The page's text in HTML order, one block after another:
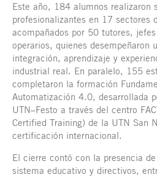
Este año, 184 alumnos realizaron
profesionalizantes en 17 sectores
acompañados por 50 tutores,
operarios, quienes desempeñaron
integración, aprendizaje y
industrial real. En paralelo, 155
completaron la formación
Automatización 4.0, desarrollada
UTN–Festo a través del centro
Certified Training) de la UTN San
certificación internacional.
El cierre contó con la presencia
sistema educativo y directivos,